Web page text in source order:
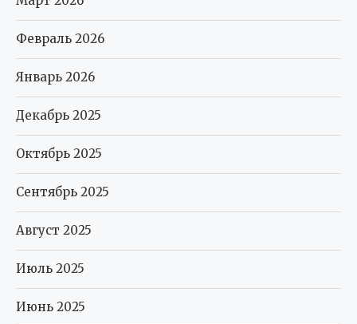
Февраль 2026
Январь 2026
Декабрь 2025
Октябрь 2025
Сентябрь 2025
Август 2025
Июль 2025
Июнь 2025